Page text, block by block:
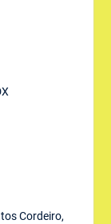
Cordeiro,